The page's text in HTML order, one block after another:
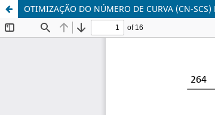
OTIMIZAÇÃO DO NÚMERO DE CURVA (CN-SCS)